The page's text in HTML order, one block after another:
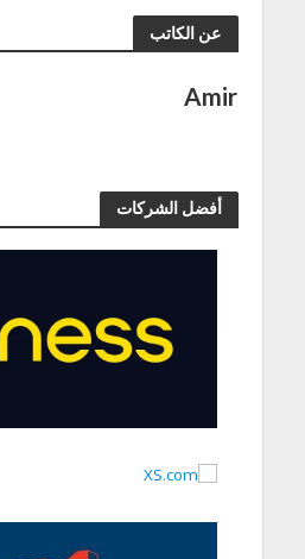
عن الكاتب
Amir
أفضل الشركات